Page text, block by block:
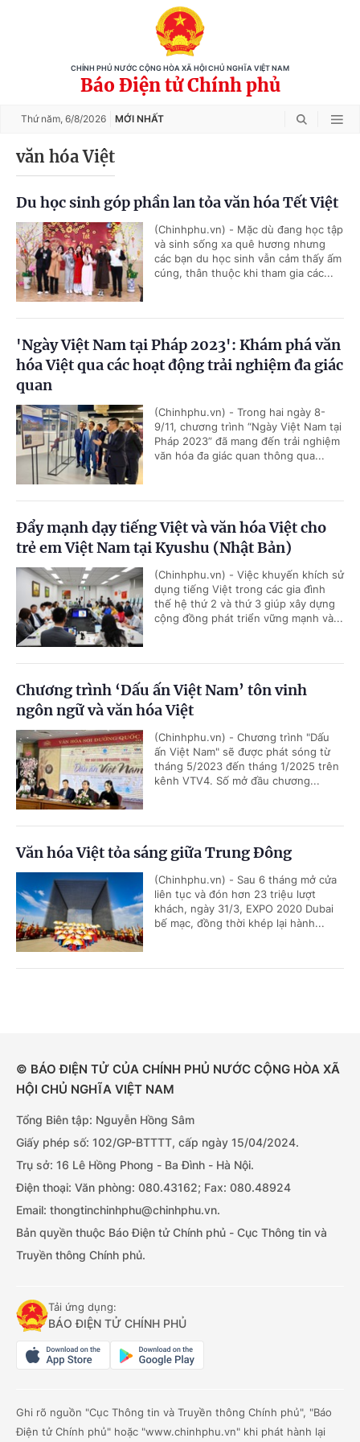
CHÍNH PHỦ NƯỚC CỘNG HÒA XÃ HỘI CHỦ NGHĨA VIỆT NAM
Báo Điện tử Chính phủ
Thứ năm, 6/8/2026 MỚI NHẤT
văn hóa Việt
Du học sinh góp phần lan tỏa văn hóa Tết Việt
(Chinhphu.vn) - Mặc dù đang học tập
và sinh sống xa quê hương nhưng
các bạn du học sinh vẫn cảm thấy ấm
cúng, thân thuộc khi tham gia các...
'Ngày Việt Nam tại Pháp 2023': Khám phá văn
hóa Việt qua các hoạt động trải nghiệm đa giác
quan
(Chinhphu.vn) - Trong hai ngày 8-
9/11, chương trình “Ngày Việt Nam tại
Pháp 2023” đã mang đến trải nghiệm
văn hóa đa giác quan thông qua...
Đẩy mạnh dạy tiếng Việt và văn hóa Việt cho
trẻ em Việt Nam tại Kyushu (Nhật Bản)
(Chinhphu.vn) - Việc khuyến khích sử
dụng tiếng Việt trong các gia đình
thế hệ thứ 2 và thứ 3 giúp xây dựng
cộng đồng phát triển vững mạnh và...
Chương trình ‘Dấu ấn Việt Nam’ tôn vinh
ngôn ngữ và văn hóa Việt
(Chinhphu.vn) - Chương trình "Dấu
ấn Việt Nam" sẽ được phát sóng từ
tháng 5/2023 đến tháng 1/2025 trên
kênh VTV4. Số mở đầu chương...
Văn hóa Việt tỏa sáng giữa Trung Đông
(Chinhphu.vn) - Sau 6 tháng mở cửa
liên tục và đón hơn 23 triệu lượt
khách, ngày 31/3, EXPO 2020 Dubai
bế mạc, đồng thời khép lại hành...
© BÁO ĐIỆN TỬ CỦA CHÍNH PHỦ NƯỚC CỘNG HÒA XÃ
HỘI CHỦ NGHĨA VIỆT NAM
Tổng Biên tập: Nguyễn Hồng Sâm
Giấy phép số: 102/GP-BTTTT, cấp ngày 15/04/2024.
Trụ sở: 16 Lê Hồng Phong - Ba Đình - Hà Nội.
Điện thoại: Văn phòng: 080.43162; Fax: 080.48924
Email: thongtinchinhphu@chinhphu.vn.
Bản quyền thuộc Báo Điện tử Chính phủ - Cục Thông tin và
Truyền thông Chính phủ.
Tải ứng dụng:
BÁO ĐIỆN TỬ CHÍNH PHỦ
Ghi rõ nguồn "Cục Thông tin và Truyền thông Chính phủ", "Báo
Điện tử Chính phủ" hoặc "www.chinhphu.vn" khi phát hành lại